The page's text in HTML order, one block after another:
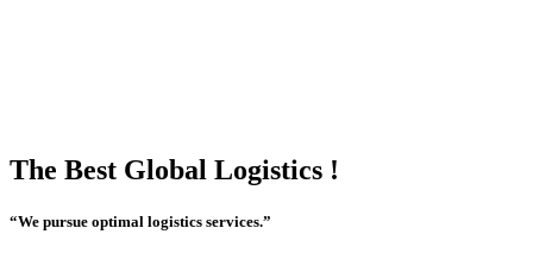
The Best Global Logistics !
“We pursue optimal logistics services.”